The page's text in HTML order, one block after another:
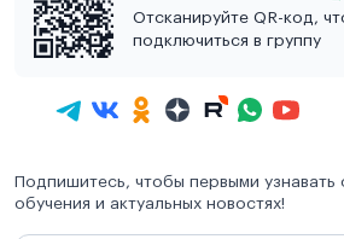
Отсканируйте QR-код,
подключиться в группу
Подпишитесь, чтобы первыми узнавать
обучения и актуальных новостях!